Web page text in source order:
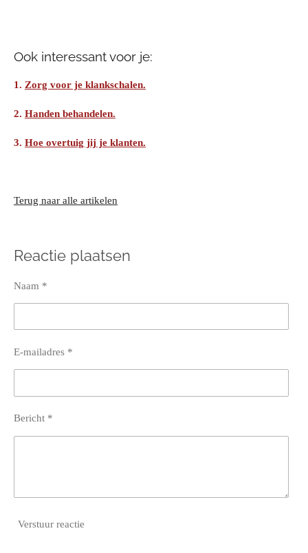
Ook interessant voor je:
1. Zorg voor je klankschalen.
2. Handen behandelen.
3. Hoe overtuig jij je klanten.
Terug naar alle artikelen
Reactie plaatsen
Naam *
E-mailadres *
Bericht *
Verstuur reactie